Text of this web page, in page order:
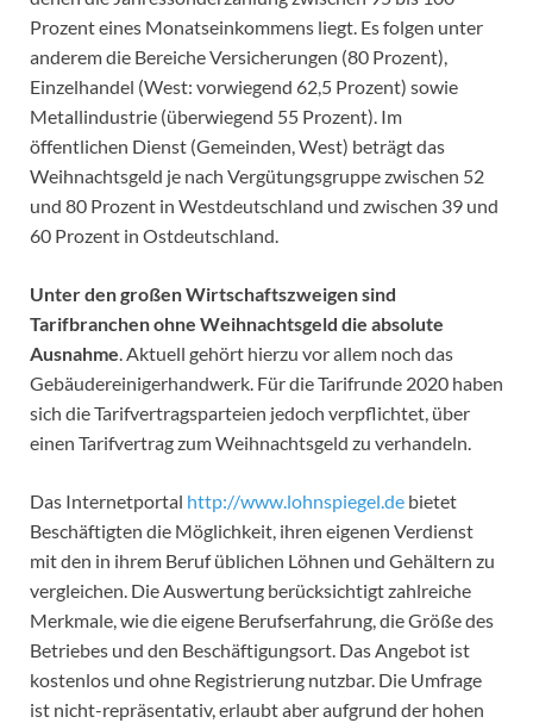
Prozent eines Monatseinkommens liegt. Es folgen unter
anderem die Bereiche Versicherungen (80 Prozent),
Einzelhandel (West: vorwiegend 62,5 Prozent) sowie
Metallindustrie (überwiegend 55 Prozent). Im
öffentlichen Dienst (Gemeinden, West) beträgt das
Weihnachtsgeld je nach Vergütungsgruppe zwischen 52
und 80 Prozent in Westdeutschland und zwischen 39 und
60 Prozent in Ostdeutschland.
Unter den großen Wirtschaftszweigen sind
Tarifbranchen ohne Weihnachtsgeld die absolute
Ausnahme. Aktuell gehört hierzu vor allem noch das
Gebäudereinigerhandwerk. Für die Tarifrunde 2020 haben
sich die Tarifvertragsparteien jedoch verpflichtet, über
einen Tarifvertrag zum Weihnachtsgeld zu verhandeln.
Das Internetportal http://www.lohnspiegel.de bietet
Beschäftigten die Möglichkeit, ihren eigenen Verdienst
mit den in ihrem Beruf üblichen Löhnen und Gehältern zu
vergleichen. Die Auswertung berücksichtigt zahlreiche
Merkmale, wie die eigene Berufserfahrung, die Größe des
Betriebes und den Beschäftigungsort. Das Angebot ist
kostenlos und ohne Registrierung nutzbar. Die Umfrage
ist nicht-repräsentativ, erlaubt aber aufgrund der hohen